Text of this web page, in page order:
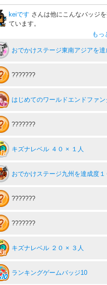
keiです さんは他にこんなバッジ
ています。
もっ
???????
???????
キズナレベル ４０ × １人
???????
???????
キズナレベル ２０ × ３人
ランキングゲームバッジ10